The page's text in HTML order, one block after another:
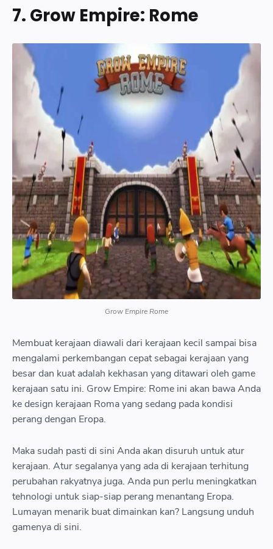
7. Grow Empire: Rome
Grow Empire Rome
Membuat kerajaan diawali dari kerajaan kecil sampai bisa
mengalami perkembangan cepat sebagai kerajaan yang
besar dan kuat adalah kekhasan yang ditawari oleh game
kerajaan satu ini. Grow Empire: Rome ini akan bawa Anda
ke design kerajaan Roma yang sedang pada kondisi
perang dengan Eropa.
Maka sudah pasti di sini Anda akan disuruh untuk atur
kerajaan. Atur segalanya yang ada di kerajaan terhitung
perubahan rakyatnya juga. Anda pun perlu meningkatkan
tehnologi untuk siap-siap perang menantang Eropa.
Lumayan menarik buat dimainkan kan? Langsung unduh
gamenya di sini.